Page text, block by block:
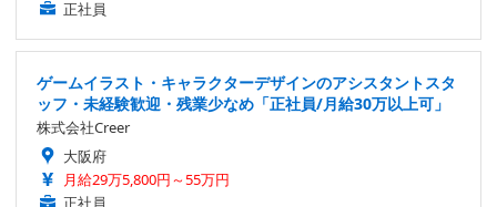
正社員
ゲームイラスト・キャラクターデザインのアシスタントスタ
ッフ・未経験歓迎・残業少なめ「正社員/月給30万以上可」
株式会社Creer
大阪府
月給29万5,800円～55万円
正社員